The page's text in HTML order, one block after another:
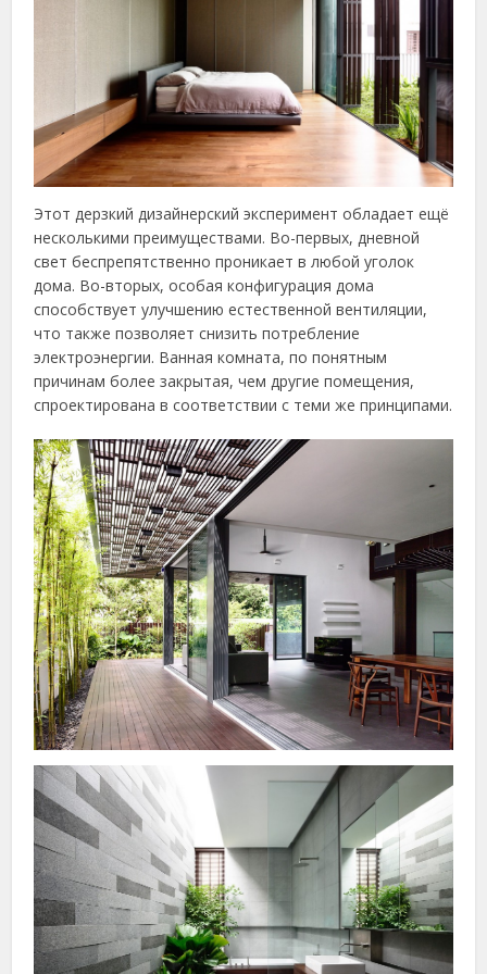
Этот дерзкий дизайнерский эксперимент обладает ещё
несколькими преимуществами. Во-первых, дневной
свет беспрепятственно проникает в любой уголок
дома. Во-вторых, особая конфигурация дома
способствует улучшению естественной вентиляции,
что также позволяет снизить потребление
электроэнергии. Ванная комната, по понятным
причинам более закрытая, чем другие помещения,
спроектирована в соответствии с теми же принципами.